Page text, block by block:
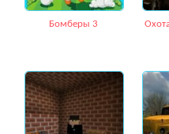
Бомберы 3